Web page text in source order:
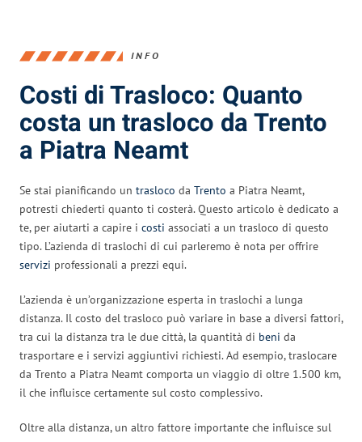
INFO
Costi di Trasloco: Quanto
costa un trasloco da Trento
a Piatra Neamt
Se stai pianificando un trasloco da Trento a Piatra Neamt,
potresti chiederti quanto ti costerà. Questo articolo è dedicato a
te, per aiutarti a capire i costi associati a un trasloco di questo
tipo. L’azienda di traslochi di cui parleremo è nota per offrire
servizi professionali a prezzi equi.
L’azienda è un’organizzazione esperta in traslochi a lunga
distanza. Il costo del trasloco può variare in base a diversi fattori,
tra cui la distanza tra le due città, la quantità di beni da
trasportare e i servizi aggiuntivi richiesti. Ad esempio, traslocare
da Trento a Piatra Neamt comporta un viaggio di oltre 1.500 km,
il che influisce certamente sul costo complessivo.
Oltre alla distanza, un altro fattore importante che influisce sul